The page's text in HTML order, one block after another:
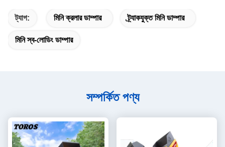
ট্যাগ: মিনি ক্রলার ডাম্পার ট্র্যাকযুক্ত মিনি ডাম্পার
মিনি স্ব-লোডিং ডাম্পার
সম্পর্কিত পণ্য